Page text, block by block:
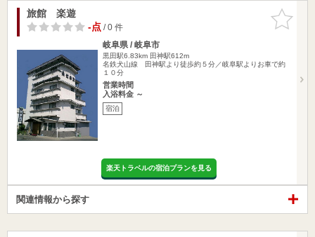
お気に入
りに追加
旅館 楽遊
-点/ 0 件
岐阜県 / 岐阜市
黒田駅6.83km 田神駅612m
名鉄犬山線 田神駅より徒歩約５分／岐阜駅よりお車で約
１０分
営業時間
入浴料金 ～
宿泊
楽天トラベルの宿泊プランを見る
関連情報から探す